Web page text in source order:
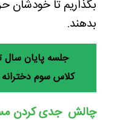
بگذاریم تا خودشان
بدهند.
جلسه پایان
کلاس سوم دخترانه
چالش جدی کردن